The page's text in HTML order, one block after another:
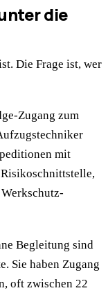
die
Die Frage ist, wer
Zugang zum
mit
Begleitung sind
Sie haben Zugang
oft zwischen 22